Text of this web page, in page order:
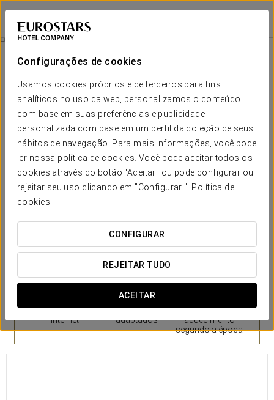
Configurações de cookies
Usamos cookies próprios e de terceiros para fins
analíticos no uso da web, personalizamos o conteúdo
com base em suas preferências e publicidade
personalizada com base em um perfil da coleção de seus
hábitos de navegação. Para mais informações, você pode
ler nossa política de cookies. Você pode aceitar todos os
cookies através do botão "Aceitar" ou pode configurar ou
rejeitar seu uso clicando em "Configurar ". Política de
cookies
CONFIGURAR
REJEITAR TUDO
ACEITAR
Eurostars Rey Fernando
SARAGOÇA
Quartos
Quartos
O conforto e descanso que necessita
O Eurostars Rey Fernando tem 176 quartos modernos,
confortáveis e luminosos, todos equipados com uma pequena
cozinha para oferecer maior autonomia aos nossos hóspedes.
Destes quartos, 96 são junior suites, que incluem um espaço
adicional com sofá-cama e mobiliário espaçoso. Além disso, o
hotel oferece 4 suites.
Quartos
Ligação WiFi à
Internet
Quartos
adaptados
Ar ou
aquecimento
segundo a época